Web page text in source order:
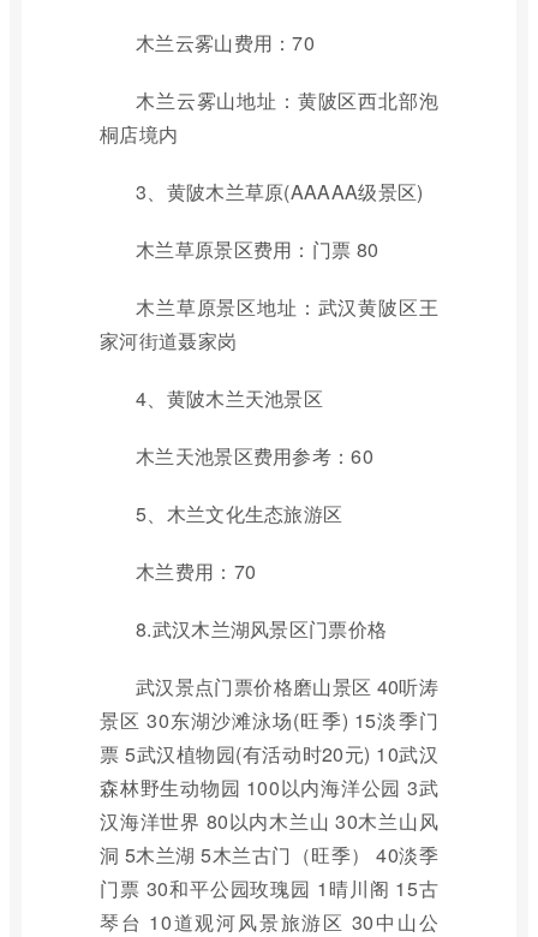
木兰云雾山费用：70
木兰云雾山地址：黄陂区西北部泡
桐店境内
3、黄陂木兰草原(AAAAA级景区)
木兰草原景区费用：门票 80
木兰草原景区地址：武汉黄陂区王
家河街道聂家岗
4、黄陂木兰天池景区
木兰天池景区费用参考：60
5、木兰文化生态旅游区
木兰费用：70
8.武汉木兰湖风景区门票价格
武汉景点门票价格磨山景区 40听涛
景区 30东湖沙滩泳场(旺季) 15淡季门
票 5武汉植物园(有活动时20元) 10武汉
森林野生动物园 100以内海洋公园 3武
汉海洋世界 80以内木兰山 30木兰山风
洞 5木兰湖 5木兰古门（旺季） 40淡季
门票 30和平公园玫瑰园 1晴川阁 15古
琴台 10道观河风景旅游区 30中山公